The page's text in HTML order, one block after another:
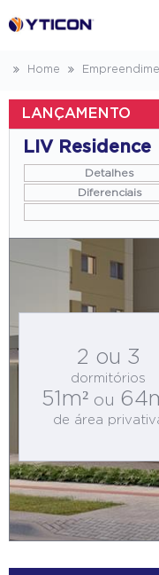
Home
LANÇAMENTO
LIV Residence
Detalhes
Diferenciais
2 ou 3
dormitórios
51m² ou
de área